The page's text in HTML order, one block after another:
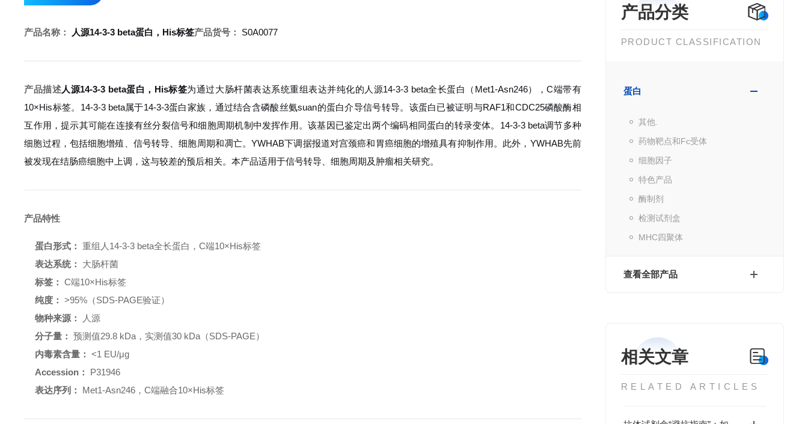
产品分类
PRODUCT CLASSIFICATION
蛋白
其他.
药物靶点和Fc受体
细胞因子
特色产品
酶制剂
检测试剂盒
MHC四聚体
查看全部产品
相关文章
RELATED ARTICLES
产品名称： 人源14-3-3 beta蛋白，His标签产品货号： S0A0077
产品描述人源14-3-3 beta蛋白，His标签为通过大肠杆菌表达系统重组表达并纯化的人源14-3-3 beta全长蛋白（Met1-Asn246），C端带有
10×His标签。14-3-3 beta属于14-3-3蛋白家族，通过结合含磷酸丝氨suan的蛋白介导信号转导。该蛋白已被证明与RAF1和CDC25磷酸酶相
互作用，提示其可能在连接有丝分裂信号和细胞周期机制中发挥作用。该基因已鉴定出两个编码相同蛋白的转录变体。14-3-3 beta调节多种
细胞过程，包括细胞增殖、信号转导、细胞周期和凋亡。YWHAB下调据报道对宫颈癌和胃癌细胞的增殖具有抑制作用。此外，YWHAB先前
被发现在结肠癌细胞中上调，这与较差的预后相关。本产品适用于信号转导、细胞周期及肿瘤相关研究。
产品特性
蛋白形式： 重组人14-3-3 beta全长蛋白，C端10×His标签
表达系统：
大肠杆菌
标签： C端10×His标签
纯度： >95%（SDS-PAGE验证）
物种来源：
人源
分子量： 预测值29.8 kDa，实测值30 kDa（SDS-PAGE）
内毒素含量： <1 EU/μg
Accession：
P31946
表达序列：
Met1-Asn246，C端融合10×His标签